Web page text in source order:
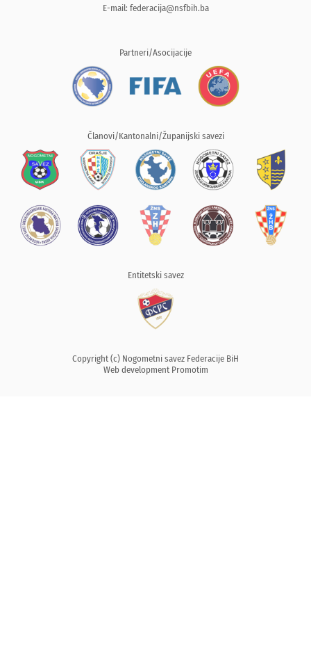
E-mail: federacija@nsfbih.ba
Partneri/Asocijacije
Članovi/Kantonalni/Županijski savezi
Entitetski savez
Copyright (c) Nogometni savez Federacije BiH
Web development Promotim